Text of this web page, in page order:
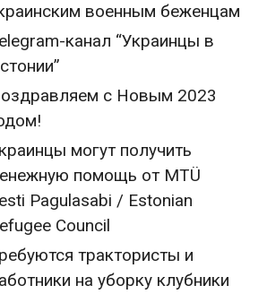
военным беженцам
канал “Украинцы в
с Новым 2023
могут получить
помощь от MTÜ
Pagulasabi / Estonian
Council
трактористы и
на уборку клубники